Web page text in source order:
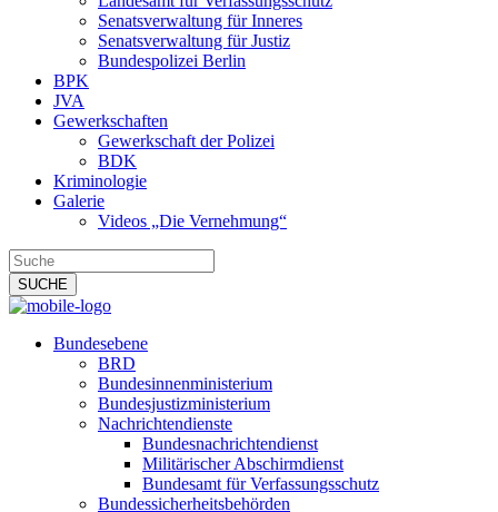
Senatsverwaltung für Inneres
Senatsverwaltung für Justiz
Bundespolizei Berlin
BPK
JVA
Gewerkschaften
Gewerkschaft der Polizei
BDK
Kriminologie
Galerie
Videos „Die Vernehmung“
Bundesebene
BRD
Bundesinnenministerium
Bundesjustizministerium
Nachrichtendienste
Bundesnachrichtendienst
Militärischer Abschirmdienst
Bundesamt für Verfassungsschutz
Bundessicherheitsbehörden